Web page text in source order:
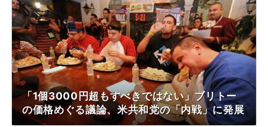
「1個3000円超もすべきではない」ブリトー
の価格めぐる議論、米共和党の「内戦」に発展